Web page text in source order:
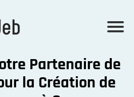
Partenaire de
la Création de